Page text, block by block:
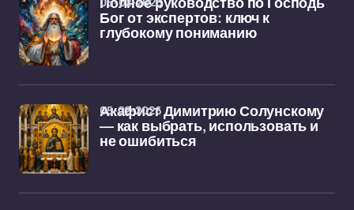
Полное руководство по Господь
Бог от экспертов: ключ к
глубокому пониманию
Акафист Димитрию Солунскому
— как выбрать, использовать и
не ошибиться
05-02-2026